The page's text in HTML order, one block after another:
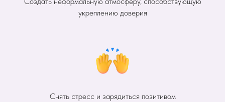
укреплению доверия
Снять стресс и зарядиться позитивом